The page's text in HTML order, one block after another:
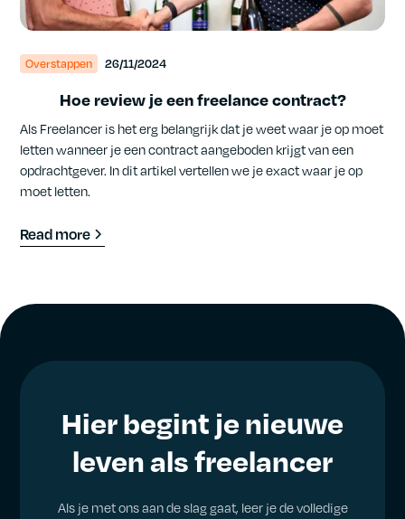
Overstappen 26/11/2024
Hoe review je een freelance contract?
Als Freelancer is het erg belangrijk dat je weet waar je op moet
letten wanneer je een contract aangeboden krijgt van een
opdrachtgever. In dit artikel vertellen we je exact waar je op
moet letten.
Read more
Hier begint je nieuwe
leven als freelancer
Als je met ons aan de slag gaat, leer je de volledige